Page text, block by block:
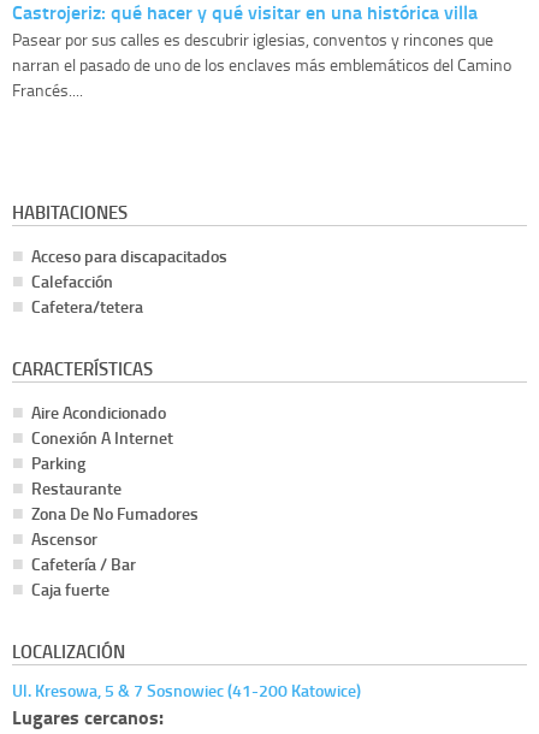
Castrojeriz: qué hacer y qué visitar en una histórica villa
Pasear por sus calles es descubrir iglesias, conventos y rincones que
narran el pasado de uno de los enclaves más emblemáticos del Camino
Francés....
HABITACIONES
Acceso para discapacitados
Calefacción
Cafetera/tetera
CARACTERÍSTICAS
Aire Acondicionado
Conexión A Internet
Parking
Restaurante
Zona De No Fumadores
Ascensor
Cafetería / Bar
Caja fuerte
LOCALIZACIÓN
Ul. Kresowa, 5 & 7 Sosnowiec (41-200 Katowice)
Lugares cercanos: